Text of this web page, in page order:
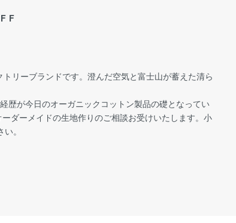
リーブランドです。澄んだ空気と富士山が蓄えた清ら
歴が今日のオーガニックコットン製品の礎となってい
ダーメイドの生地作りのご相談お受けいたします。小
。